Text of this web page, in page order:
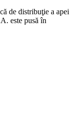
de distribuţie a apei
este pusă în